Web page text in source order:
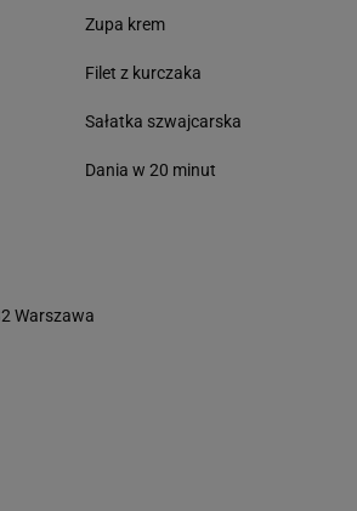
Zupa krem
Filet z kurczaka
Sałatka szwajcarska
Dania w 20 minut
Warszawa